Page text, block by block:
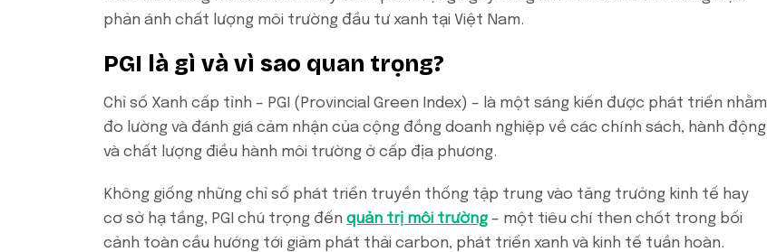
phản ánh chất lượng môi trường đầu tư xanh tại Việt Nam.
PGI là gì và vì sao quan trọng?
Chỉ số Xanh cấp tỉnh – PGI (Provincial Green Index) – là một sáng kiến được phát triển nhằm
đo lường và đánh giá cảm nhận của cộng đồng doanh nghiệp về các chính sách, hành động
và chất lượng điều hành môi trường ở cấp địa phương.
Không giống những chỉ số phát triển truyền thống tập trung vào tăng trưởng kinh tế hay
cơ sở hạ tầng, PGI chú trọng đến quản trị môi trường – một tiêu chí then chốt trong bối
cảnh toàn cầu hướng tới giảm phát thải carbon, phát triển xanh và kinh tế tuần hoàn.